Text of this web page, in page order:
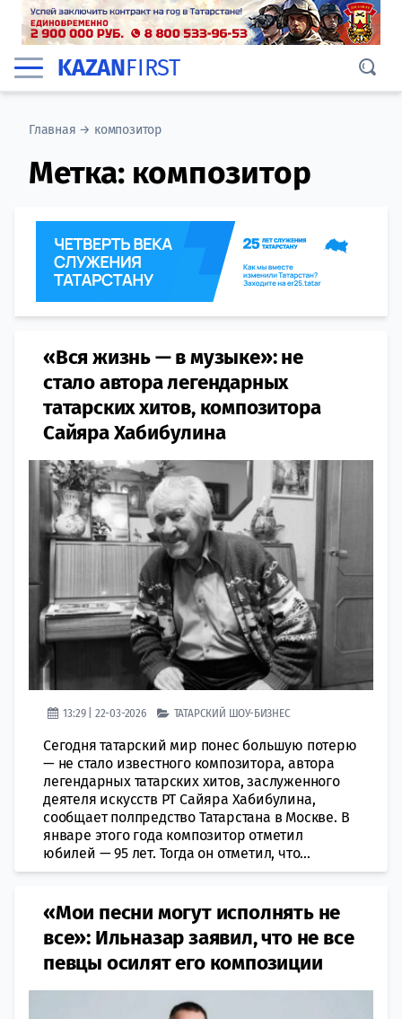
KAZANFIRST
Главная → композитор
Метка: композитор
«Вся жизнь — в музыке»: не
стало автора легендарных
татарских хитов, композитора
Сайяра Хабибулина
13:29 | 22-03-2026 ТАТАРСКИЙ ШОУ-БИЗНЕС
Сегодня татарский мир понес большую потерю
— не стало известного композитора, автора
легендарных татарских хитов, заслуженного
деятеля искусств РТ Сайяра Хабибулина,
сообщает полпредство Татарстана в Москве. В
январе этого года композитор отметил
юбилей — 95 лет. Тогда он отметил, что...
«Мои песни могут исполнять не
все»: Ильназар заявил, что не все
певцы осилят его композиции